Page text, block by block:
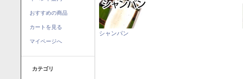
おすすめの商品
カートを見る
マイページへ
カテゴリ
シャンパン